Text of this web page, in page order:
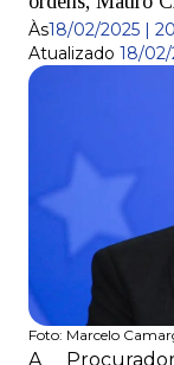
Às18/02/2025 |
Atualizado 18/02/
Foto: Marcelo
A